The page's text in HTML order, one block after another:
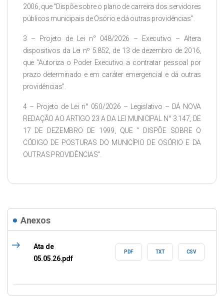
2006, que "Dispõe sobre o plano de carreira dos servidores
públicos municipais de Osório e dá outras providências".
3 – Projeto de Lei n° 048/2026 – Executivo – Altera
dispositivos da Lei nº 5.852, de 13 de dezembro de 2016,
que “Autoriza o Poder Executivo a contratar pessoal por
prazo determinado e em caráter emergencial e dá outras
providências”.
4 – Projeto de Lei n° 050/2026 – Legislativo – DÁ NOVA
REDAÇÃO AO ARTIGO 23 A DA LEI MUNICIPAL N° 3.147, DE
17 DE DEZEMBRO DE 1999, QUE " DISPÕE SOBRE O
CÓDIGO DE POSTURAS DO MUNICÍPIO DE OSÓRIO E DA
OUTRAS PROVIDÊNCIAS".
Anexos
east
Ata de
05.05.26.pdf
PDF TXT CSV